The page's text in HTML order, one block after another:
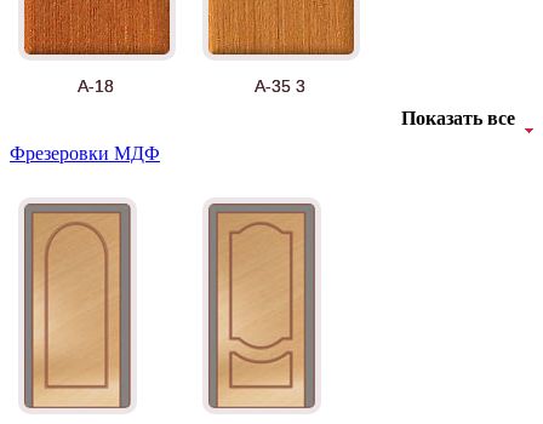
А-18 А-35 3
Б-35 3
Показать все
Фрезеровки МДФ